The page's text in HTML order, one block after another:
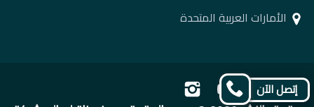
الأمارات العربية المتحدة
تابعنا
تابعنا
تابعنا
إتصل الآن